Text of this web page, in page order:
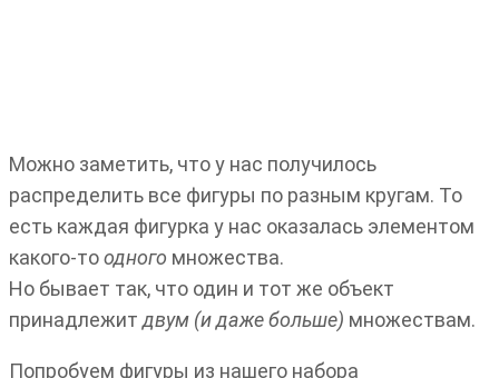
Можно заметить, что у нас получилось
распределить все фигуры по разным кругам. То
есть каждая фигурка у нас оказалась элементом
какого-тоодного множества.
Но бывает так, что один и тот же объект
принадлежитдвум (и даже больше) множествам.
Попробуем фигуры из нашего набора